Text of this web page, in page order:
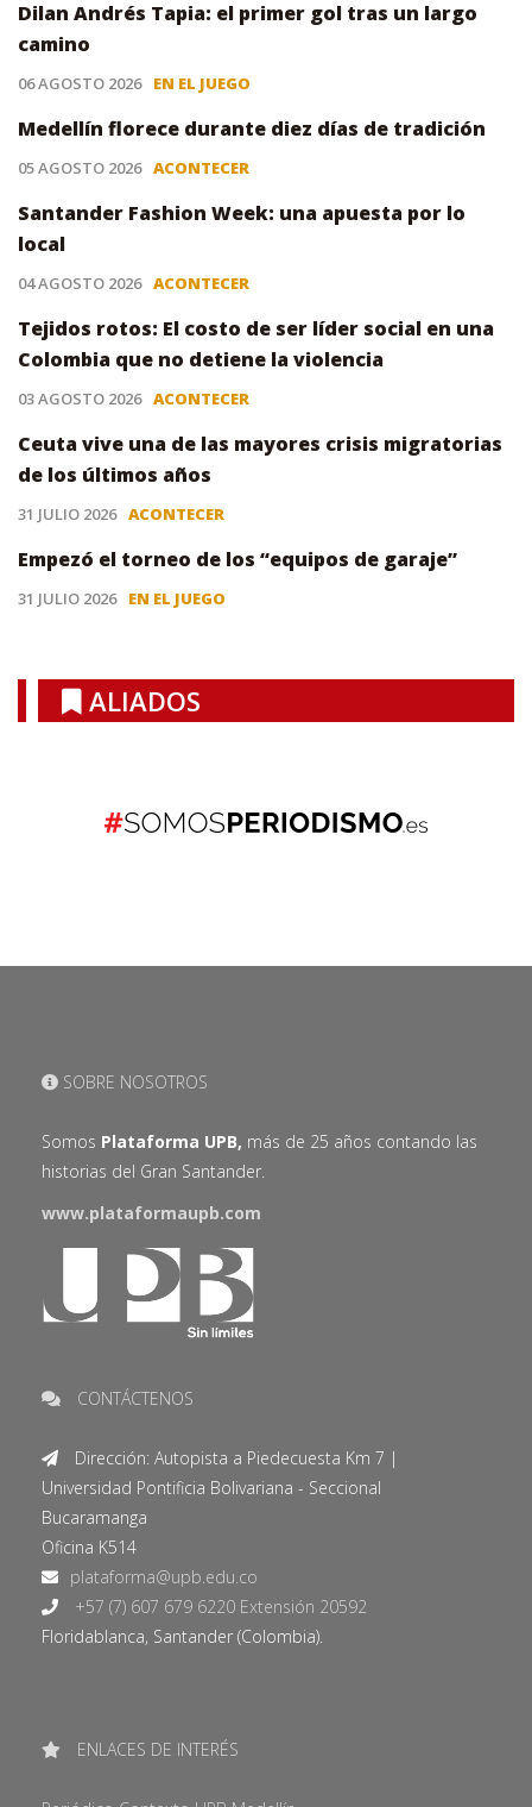
Dilan Andrés Tapia: el primer gol tras un largo
camino
06 AGOSTO 2026 EN EL JUEGO
Medellín florece durante diez días de tradición
05 AGOSTO 2026 ACONTECER
Santander Fashion Week: una apuesta por lo
local
04 AGOSTO 2026 ACONTECER
Tejidos rotos: El costo de ser líder social en una
Colombia que no detiene la violencia
03 AGOSTO 2026 ACONTECER
Ceuta vive una de las mayores crisis migratorias
de los últimos años
31 JULIO 2026 ACONTECER
Empezó el torneo de los “equipos de garaje”
31 JULIO 2026 EN EL JUEGO
ALIADOS
SOBRE NOSOTROS
Somos Plataforma UPB, más de 25 años contando las
historias del Gran Santander.
www.plataformaupb.com
CONTÁCTENOS
Dirección: Autopista a Piedecuesta Km 7 |
Universidad Pontificia Bolivariana - Seccional
Bucaramanga
Oficina K514
+57 (7) 607 679 6220 Extensión 20592
Floridablanca, Santander (Colombia).
ENLACES DE INTERÉS